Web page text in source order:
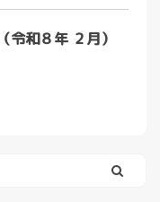
令和８年 ２月）